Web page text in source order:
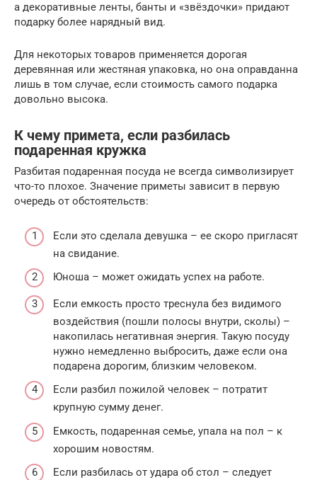
а декоративные ленты, банты и «звёздочки» придают
подарку более нарядный вид.
Для некоторых товаров применяется дорогая
деревянная или жестяная упаковка, но она оправданна
лишь в том случае, если стоимость самого подарка
довольно высока.
К чему примета, если разбилась
подаренная кружка
Разбитая подаренная посуда не всегда символизирует
что-то плохое. Значение приметы зависит в первую
очередь от обстоятельств:
Если это сделала девушка – ее скоро пригласят
на свидание.
Юноша – может ожидать успех на работе.
Если емкость просто треснула без видимого
воздействия (пошли полосы внутри, сколы) –
накопилась негативная энергия. Такую посуду
нужно немедленно выбросить, даже если она
подарена дорогим, близким человеком.
Если разбил пожилой человек – потратит
крупную сумму денег.
Емкость, подаренная семье, упала на пол – к
хорошим новостям.
Если разбилась от удара об стол – следует